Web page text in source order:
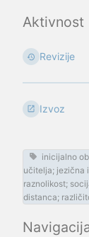
Aktivnost
Revizije
Izvoz
inicijalno
učitelja; jezična
raznolikost;
distanca;